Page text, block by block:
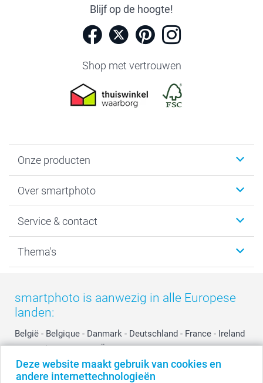
Deze website maakt gebruik van cookies en
andere internettechnologieën
Blijf op de hoogte!
Shop met vertrouwen
Onze producten
Fotoboeken
Fotocadeaus
Kaarten
Over smartphoto
Vacatures
Bestelproces
Privacy
Cookiebeleid
Reviews
Prijslijst
Investor Relations
Service & contact
Tevredenheidsgarantie
smartbonus
smartfriends
service@smartphoto.nl
Affiliate partnerprogramma
Partnerships
Influencer partnerprogramma
Thema's
Moederdag
Vaderdag
Huwelijk
smartphoto is aanwezig in alle Europese
landen:
België - Belgique - Danmark - Deutschland - France - Ireland
- Nederland - Norge - Österreich - Schweiz - Suisse -
Switzerland - Suomi - Sverige - United Kingdom -
Other Countries